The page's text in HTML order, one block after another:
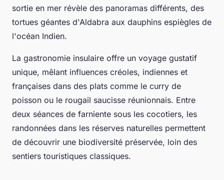
sortie en mer révèle des panoramas différents, des
tortues géantes d'Aldabra aux dauphins espiègles de
l'océan Indien.
La gastronomie insulaire offre un voyage gustatif
unique, mêlant influences créoles, indiennes et
françaises dans des plats comme le curry de
poisson ou le rougail saucisse réunionnais. Entre
deux séances de farniente sous les cocotiers, les
randonnées dans les réserves naturelles permettent
de découvrir une biodiversité préservée, loin des
sentiers touristiques classiques.